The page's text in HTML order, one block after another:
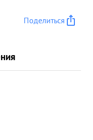
Поделиться